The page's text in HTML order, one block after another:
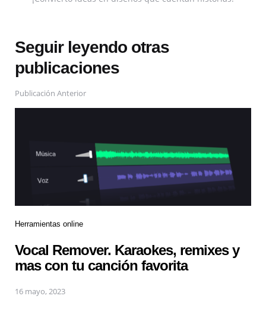
Seguir leyendo otras
publicaciones
Publicación Anterior
Herramientas online
Vocal Remover. Karaokes, remixes y
mas con tu canción favorita
16 mayo, 2023